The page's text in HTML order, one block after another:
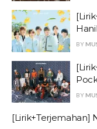
BY
BY
[Lirik+Terjemahan]